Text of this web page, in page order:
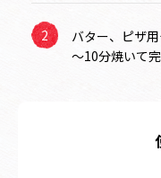
バター、ピザ
～10分焼いて完